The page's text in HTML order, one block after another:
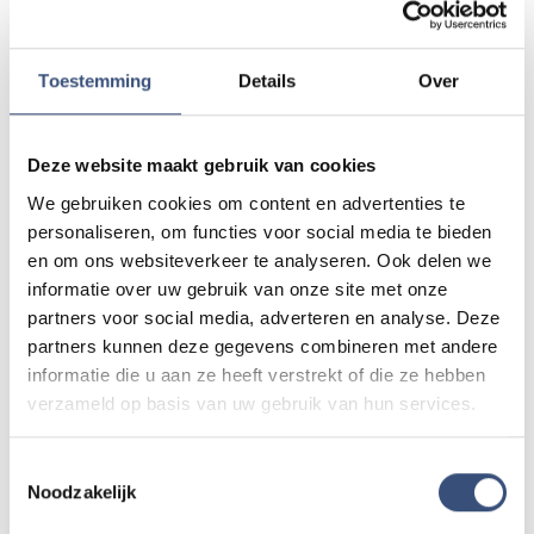
Toestemming Details Over
Deze website maakt gebruik van cookies
We gebruiken cookies om content en advertenties te
personaliseren, om functies voor social media te bieden
en om ons websiteverkeer te analyseren. Ook delen we
informatie over uw gebruik van onze site met onze
partners voor social media, adverteren en analyse. Deze
partners kunnen deze gegevens combineren met andere
informatie die u aan ze heeft verstrekt of die ze hebben
verzameld op basis van uw gebruik van hun services.
Noodzakelijk
💬 WhatsApp 0187-609512
📞 Bel naar 0187-682630
Foutje gezien of twijfel over een advertentie?
Zie je een fout in dit artikel, werkt iets niet goed of kom je een
advertentie tegen die niet klopt? Laat het ons weten via
redactie@omroeparchipel.nl. We kijken er graag naar.
Andere events
Magic Summer show met Steven Kazàn